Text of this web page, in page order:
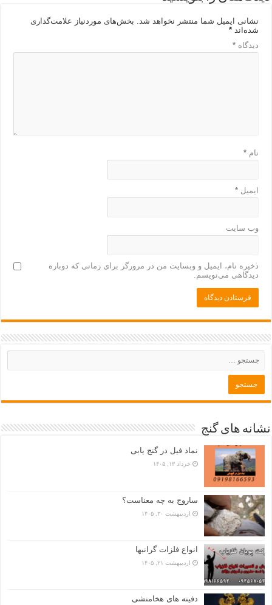
نشانی ایمیل شما منتشر نخواهد شد. بخش‌های موردنیاز علامت‌گذاری
شده‌اند*
دیدگاه*
نام*
ایمیل*
وب‌ سایت
ذخیره نام، ایمیل و وبسایت من در مرورگر برای زمانی که دوباره
دیدگاهی می‌نویسم.
نشانه های گنج
نماد فیل در گنج یابی
خرداد ۱۳, ۱۴۰۵
ساروج به چه معناست؟
اردیبهشت ۳۰, ۱۴۰۵
انواع فلزات گرانبها
اردیبهشت ۲۱, ۱۴۰۵
دفینه های هخامنشی